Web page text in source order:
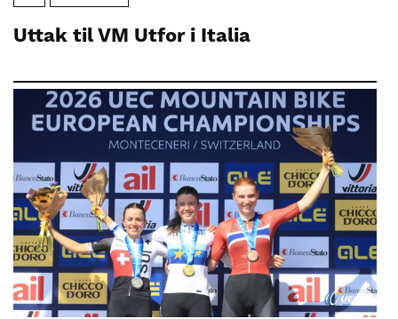
Uttak til VM Utfor i Italia